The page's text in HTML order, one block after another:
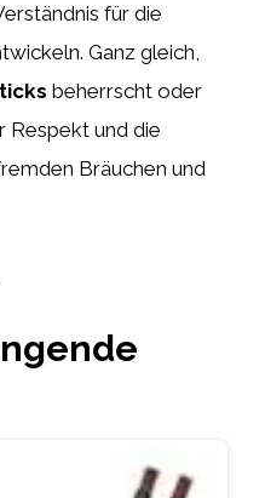
für die
Ganz gleich,
beherrscht oder
Respekt und die
Bräuchen und